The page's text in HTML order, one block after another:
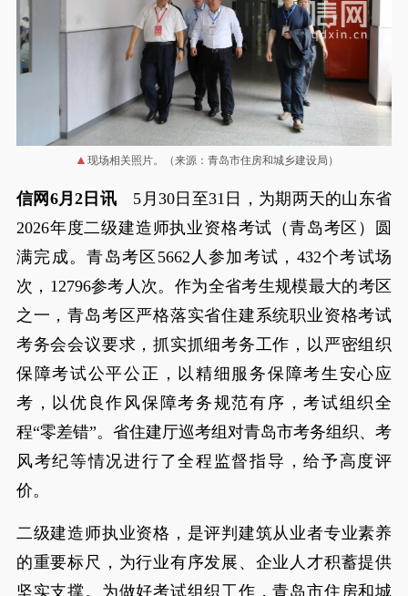
现场相关照片。（来源：青岛市住房和城乡建设局）
信网6月2日讯 5月30日至31日，为期两天的山东省
2026年度二级建造师执业资格考试（青岛考区）圆
满完成。青岛考区5662人参加考试，432个考试场
次，12796参考人次。作为全省考生规模最大的考区
之一，青岛考区严格落实省住建系统职业资格考试
考务会会议要求，抓实抓细考务工作，以严密组织
保障考试公平公正，以精细服务保障考生安心应
考，以优良作风保障考务规范有序，考试组织全
程“零差错”。省住建厅巡考组对青岛市考务组织、考
风考纪等情况进行了全程监督指导，给予高度评
价。
二级建造师执业资格，是评判建筑从业者专业素养
的重要标尺，为行业有序发展、企业人才积蓄提供
坚实支撑。为做好考试组织工作，青岛市住房和城